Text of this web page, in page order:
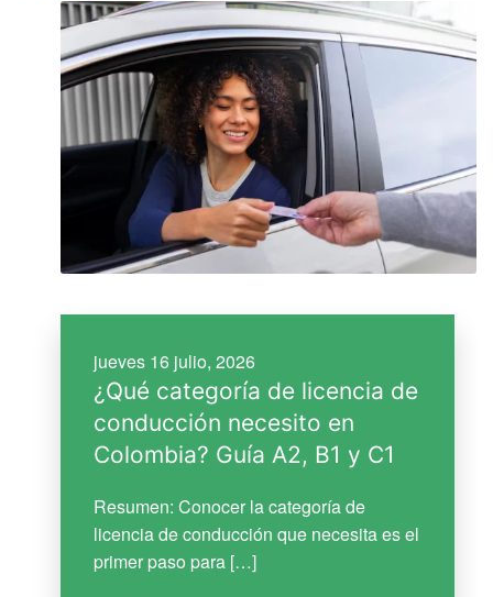
jueves 16 julio, 2026
¿Qué categoría de licencia de
conducción necesito en
Colombia? Guía A2, B1 y C1
Resumen: Conocer la categoría de
licencia de conducción que necesita es el
primer paso para […]